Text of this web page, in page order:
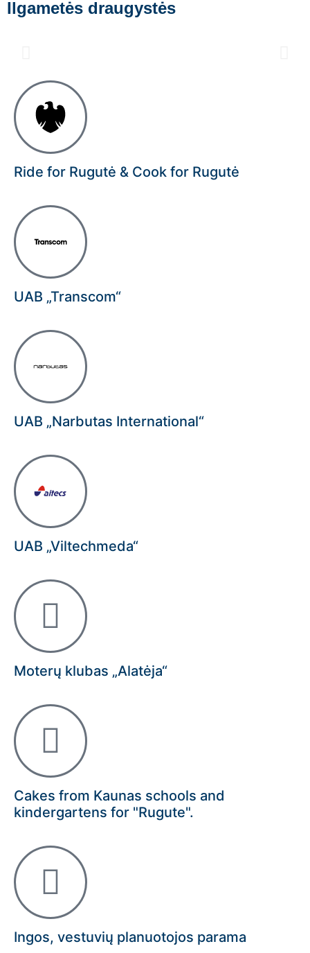
Ilgametės draugystės
Ride for Rugutė & Cook for Rugutė
UAB „Transcom“
UAB „Narbutas International“
UAB „Viltechmeda“
Moterų klubas „Alatėja“
Cakes from Kaunas schools and
kindergartens for "Rugute".
Ingos, vestuvių planuotojos parama